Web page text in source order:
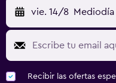
vie. 14/8 Mediodía
Recibir las ofertas